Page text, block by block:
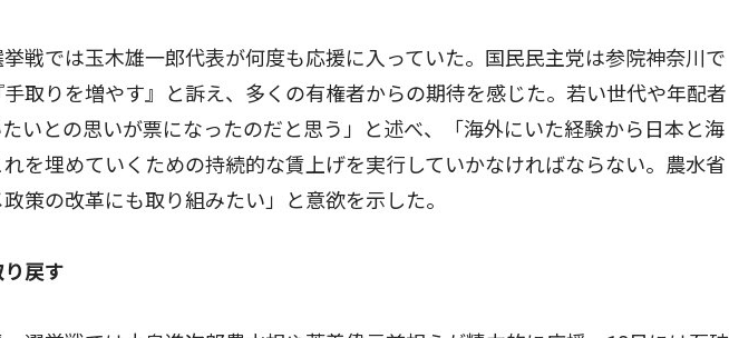
戦では玉木雄一郎代表が何度も応援に入っていた。国民民主党は参院神奈川で
取りを増やす』と訴え、多くの有権者からの期待を感じた。若い世代や年配者
いとの思いが票になったのだと思う」と述べ、「海外にいた経験から日本と海
を埋めていくための持続的な賃上げを実行していかなければならない。農水省
策の改革にも取り組みたい」と意欲を示した。
戻す